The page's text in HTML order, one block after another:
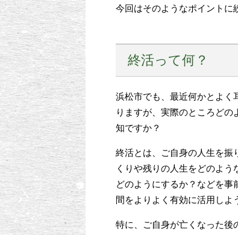
今回はそのようなポイントに
終活って何？
浜松市でも、最近何かとよく
りますが、実際のところど
知ですか？
終活とは、ご自身の人生を振
くりや残りの人生をどのよ
どのようにするか？などを
間をよりよく有効に活用しよ
特に、ご自身が亡くなった後